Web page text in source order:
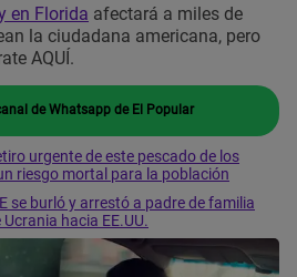
en Florida afectará a miles de
la ciudadana americana, pero
AQUÍ.
de Whatsapp de El Popular
urgente de este pescado de los
riesgo mortal para la población
se burló y arrestó a padre de familia
hacia EE.UU.